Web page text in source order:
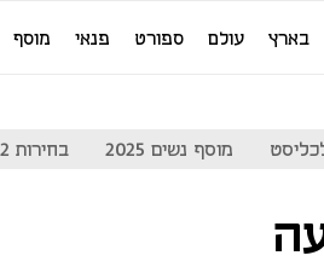
בארץ עולם ספורט פנאי מוסף
מוסף נשים 2025 בחירות 2022